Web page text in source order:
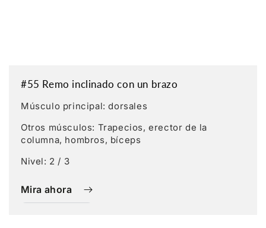
#55 Remo inclinado con un brazo
Músculo principal: dorsales
Otros músculos: Trapecios, erector de la
columna, hombros, bíceps
Nivel: 2 / 3
Mira ahora